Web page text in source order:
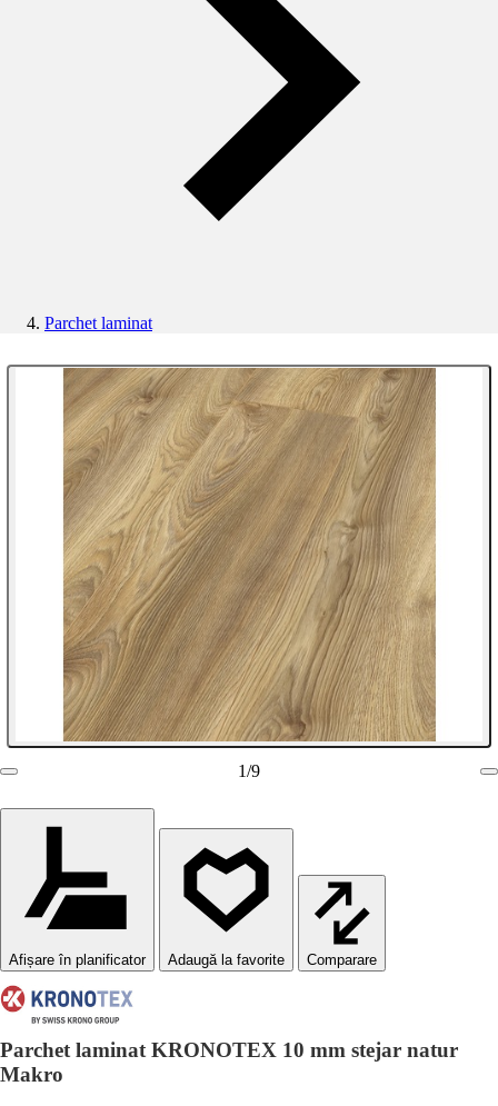
Parchet laminat
1/9
Afișare în planificator Comparare
Parchet laminat KRONOTEX 10 mm stejar natur
Makro